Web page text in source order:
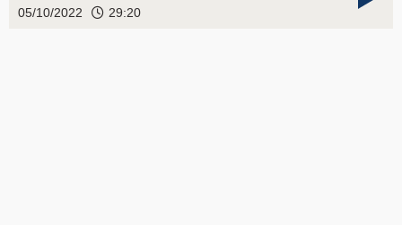
05/10/2022 29:20